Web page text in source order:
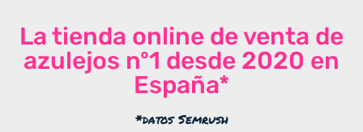
La tienda online de venta de
azulejos nº1 desde 2020 en
España*
*datos Semrush